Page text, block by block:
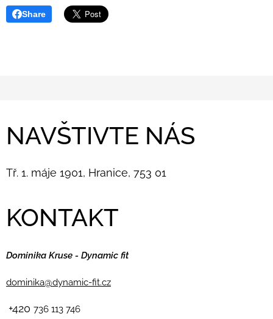
Share
NAVŠTIVTE NÁS
Tř. 1. máje 1901, Hranice, 753 01
KONTAKT
Dominika Kruse - Dynamic fit
dominika@dynamic-fit.cz
+420 736 113 746